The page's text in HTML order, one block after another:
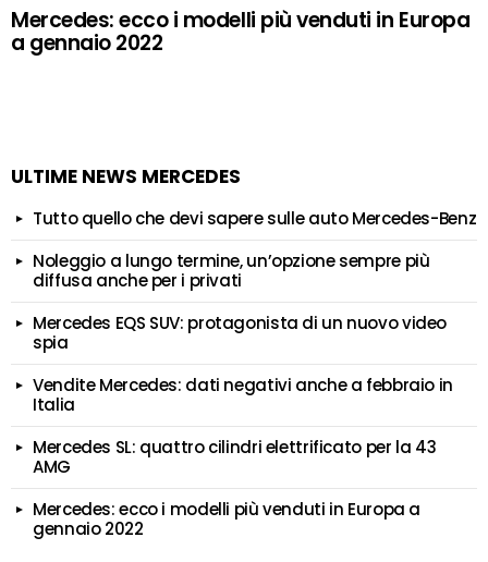
Mercedes: ecco i modelli più venduti in Europa
a gennaio 2022
ULTIME NEWS MERCEDES
Tutto quello che devi sapere sulle auto Mercedes-Benz
Noleggio a lungo termine, un’opzione sempre più
diffusa anche per i privati
Mercedes EQS SUV: protagonista di un nuovo video
spia
Vendite Mercedes: dati negativi anche a febbraio in
Italia
Mercedes SL: quattro cilindri elettrificato per la 43
AMG
Mercedes: ecco i modelli più venduti in Europa a
gennaio 2022